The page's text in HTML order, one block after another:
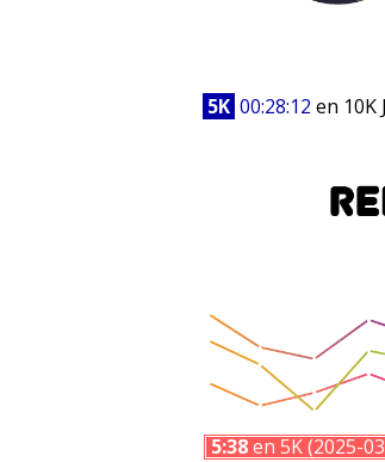
5K 00:28:12 en 10K
5:38en 5K (2025-